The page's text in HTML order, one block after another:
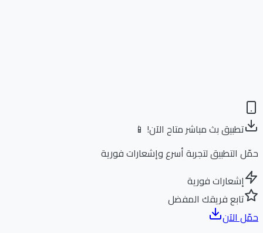
تطبيق بث مباشر متاح الآن! 📱
التطبيق لتجربة أسرع وإشعارات فورية
إشعارات فورية
تابع فريقك المفضل
الآن